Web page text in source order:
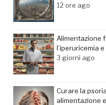
12 ore ago
Alimentazione
l’iperuricemia
3 giorni ago
Curare la
alimentazione